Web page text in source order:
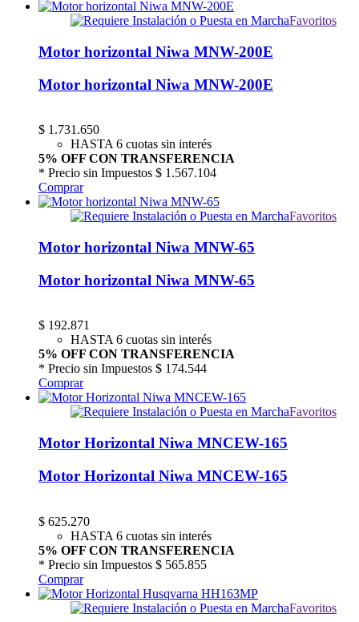
Favoritos
Motor horizontal Niwa MNW-200E
Motor horizontal Niwa MNW-200E
$ 1.731.650
HASTA 6 cuotas sin interés
5% OFF CON TRANSFERENCIA
* Precio sin Impuestos $ 1.567.104
Comprar
Favoritos
Motor horizontal Niwa MNW-65
Motor horizontal Niwa MNW-65
$ 192.871
HASTA 6 cuotas sin interés
5% OFF CON TRANSFERENCIA
* Precio sin Impuestos $ 174.544
Comprar
Favoritos
Motor Horizontal Niwa MNCEW-165
Motor Horizontal Niwa MNCEW-165
$ 625.270
HASTA 6 cuotas sin interés
5% OFF CON TRANSFERENCIA
* Precio sin Impuestos $ 565.855
Comprar
Favoritos